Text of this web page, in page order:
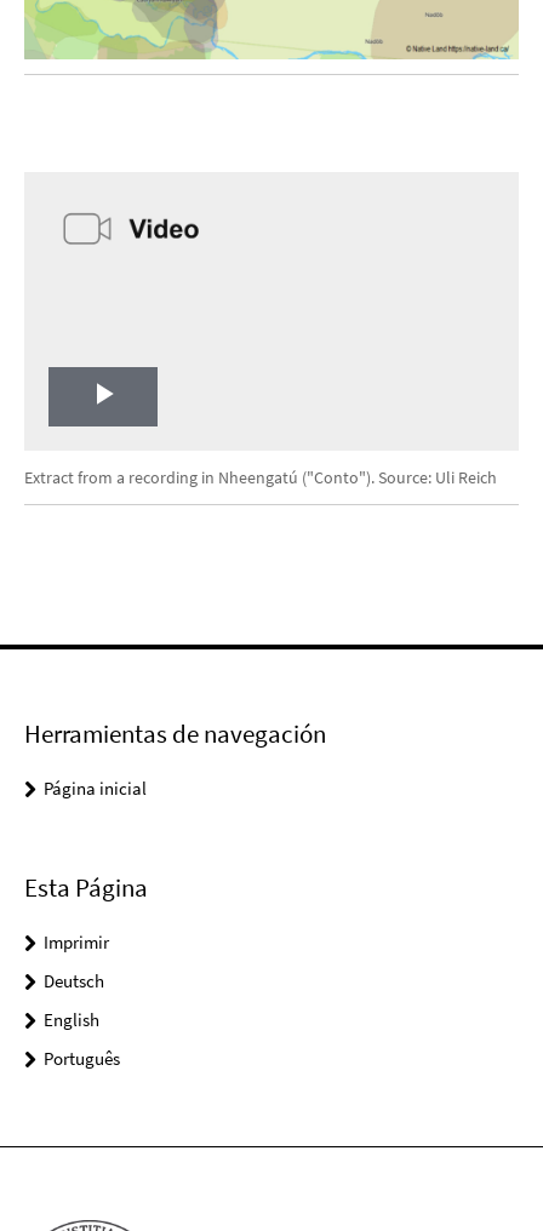
Play
Video
Extract from a recording in Nheengatú ("Conto"). Source: Uli Reich
Herramientas de navegación
Página inicial
Esta Página
Imprimir
Deutsch
English
Português